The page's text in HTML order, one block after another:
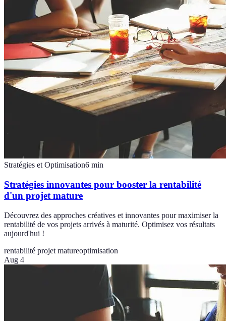
Stratégies et Optimisation6 min
Stratégies innovantes pour booster la rentabilité
d'un projet mature
Découvrez des approches créatives et innovantes pour maximiser la
rentabilité de vos projets arrivés à maturité. Optimisez vos résultats
aujourd'hui !
rentabilité projet matureoptimisation
Aug 4